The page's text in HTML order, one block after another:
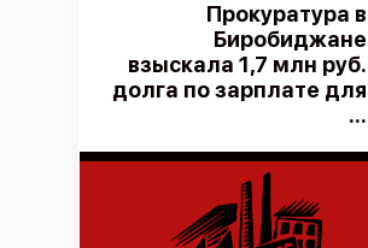
Прокуратура в
Биробиджане
взыскала 1,7 млн руб.
долга по зарплате для
...